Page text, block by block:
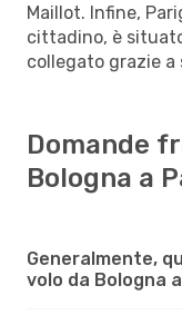
Maillot. Infine,
cittadino, è
collegato grazie
Domande
Bologna a
Generalmente,
volo da Bologna